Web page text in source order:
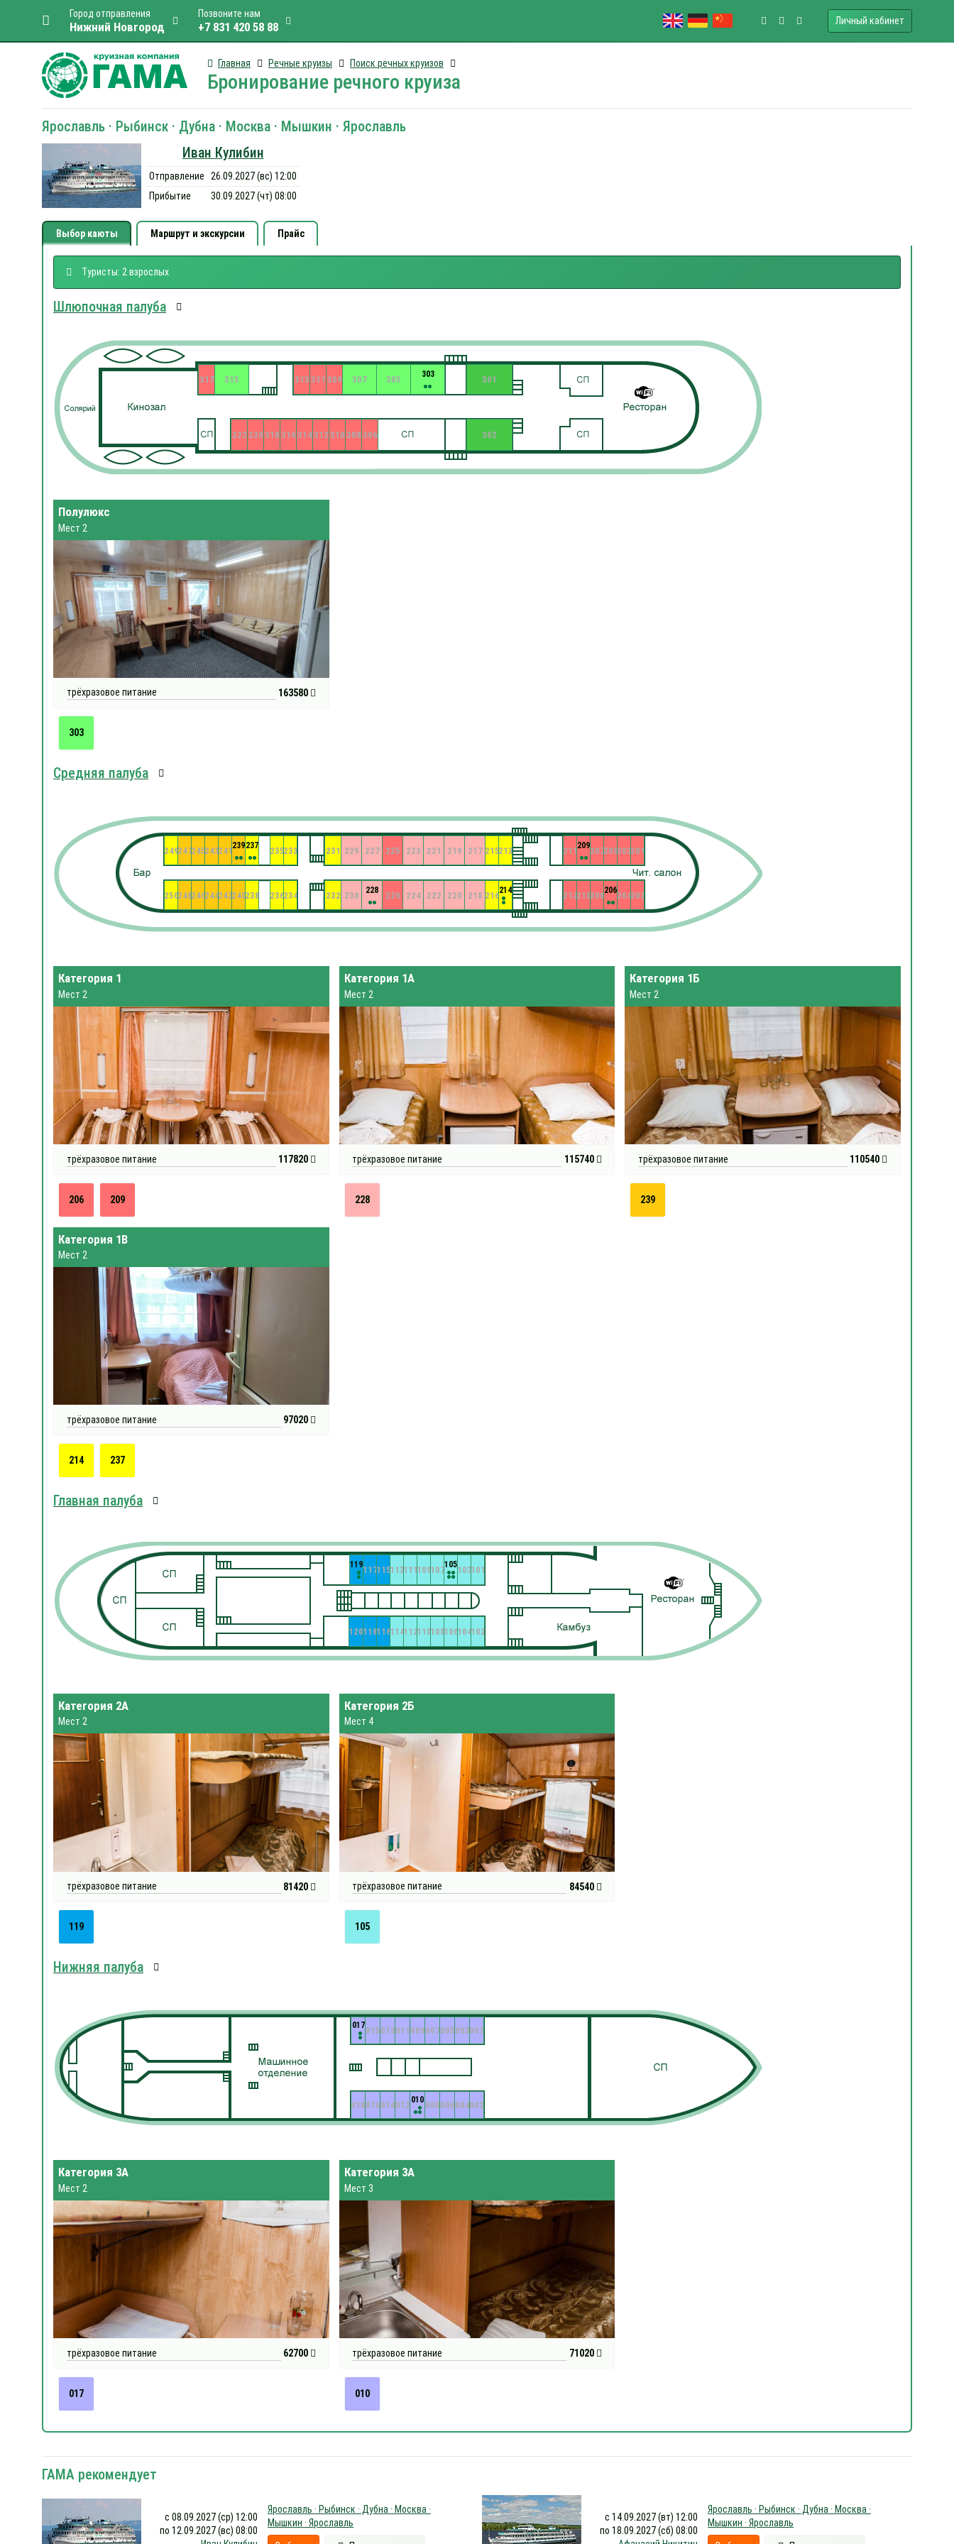
Город отправления
Нижний Новгород
Позвоните нам
+7 831 420 58 88 Личный кабинет
Главная Речные круизы Поиск речных круизов
Бронирование речного круиза
Ярославль · Рыбинск · Дубна · Москва · Мышкин · Ярославль
Иван Кулибин
Отправление
26.09.2027 (вс) 12:00
Прибытие
30.09.2027 (чт) 08:00
Выбор каюты Маршрут и экскурсии Прайс
Туристы: 2 взрослых
Шлюпочная палуба
301
302
303
305
306
307
308
309
310
311
312
313
314
315
316
317
318
320
322
Полулюкс
Мест 2
трёхразовое питание 163580
303
Средняя палуба
201
202
203
204
205
206
207
208
209
210
211
212
213
214
215
216
217
218
219
220
221
222
223
224
225
226
227
228
229
230
231
232
233
234
235
236
237
238
239
240
241
242
243
244
245
246
247
248
249
250
Категория 1
Мест 2
трёхразовое питание 117820
206 209
Категория 1А
Мест 2
трёхразовое питание 115740
228
Категория 1Б
Мест 2
трёхразовое питание 110540
239
Категория 1В
Мест 2
трёхразовое питание 97020
214 237
Главная палуба
101
102
103
104
105
106
107
108
109
110
111
112
113
114
115
116
117
118
119
120
Категория 2А
Мест 2
трёхразовое питание 81420
119
Категория 2Б
Мест 4
трёхразовое питание 84540
105
Нижняя палуба
001
002
003
004
005
006
007
008
009
010
011
012
013
014
015
016
017
018
Категория 3А
Мест 2
трёхразовое питание 62700
017
Категория 3А
Мест 3
трёхразовое питание 71020
010
ГАМА рекомендует
с 08.09.2027 (ср) 12:00
по 12.09.2027 (вс) 08:00
Ярославль · Рыбинск · Дубна · Москва ·
Мышкин · Ярославль
с 14.09.2027 (вт) 12:00
по 18.09.2027 (сб) 08:00
Ярославль · Рыбинск · Дубна · Москва ·
Мышкин · Ярославль